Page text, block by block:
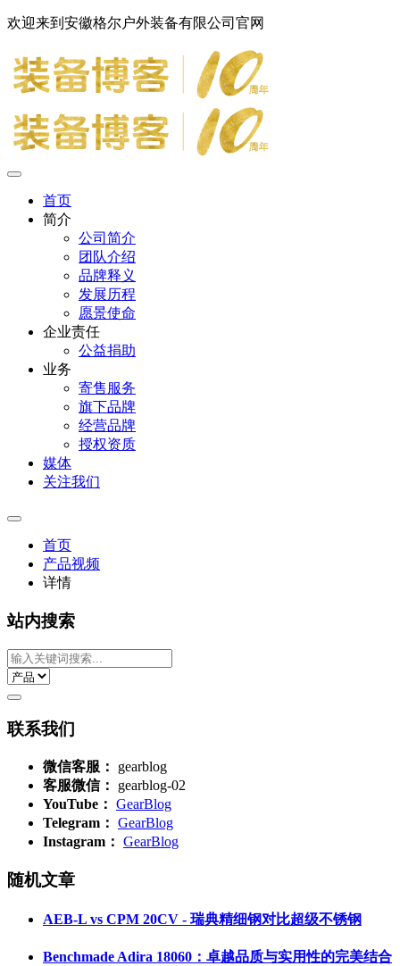
欢迎来到安徽格尔户外装备有限公司官网
首页
简介
公司简介
团队介绍
品牌释义
发展历程
愿景使命
企业责任
公益捐助
业务
寄售服务
旗下品牌
经营品牌
授权资质
媒体
关注我们
首页
产品视频
详情
站内搜索
联系我们
微信客服：
gearblog
客服微信：
gearblog-02
YouTube： GearBlog
Telegram： GearBlog
Instagram： GearBlog
随机文章
AEB-L vs CPM 20CV - 瑞典精细钢对比超级不锈钢
Benchmade Adira 18060：卓越品质与实用性的完美结合